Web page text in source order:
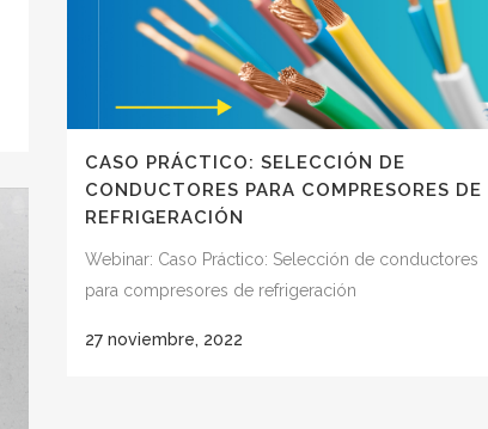
CASO PRÁCTICO: SELECCIÓN DE
CONDUCTORES PARA COMPRESORES DE
REFRIGERACIÓN
Webinar: Caso Práctico: Selección de conductores
para compresores de refrigeración
27 noviembre, 2022